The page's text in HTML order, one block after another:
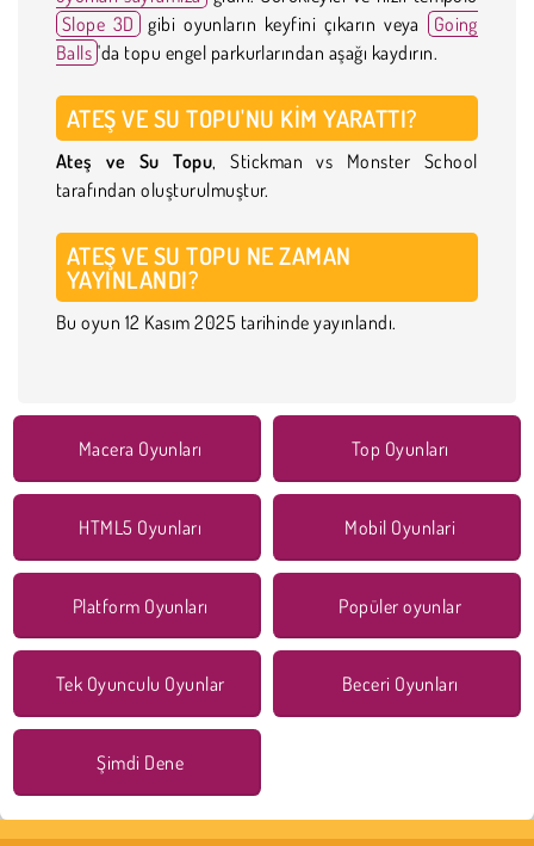
Slope 3D gibi oyunların keyfini çıkarın veya
Going
Balls 'da topu engel parkurlarından aşağı kaydırın.
ATEŞ VE SU TOPU'NU KIM YARATTI?
Ateş ve Su Topu, Stickman vs Monster School
tarafından oluşturulmuştur.
ATEŞ VE SU TOPU NE ZAMAN
YAYINLANDI?
Bu oyun 12 Kasım 2025 tarihinde yayınlandı.
Macera Oyunları Top Oyunları
HTML5 Oyunları Mobil Oyunlari
Platform Oyunları Popüler oyunlar
Tek Oyunculu Oyunlar Beceri Oyunları
Şimdi Dene